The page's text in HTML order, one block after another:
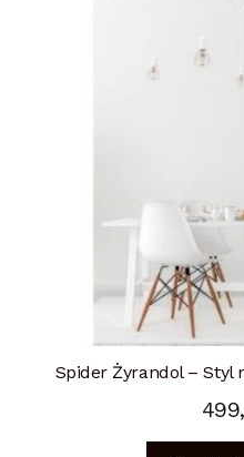
Spider Żyrandol – Styl